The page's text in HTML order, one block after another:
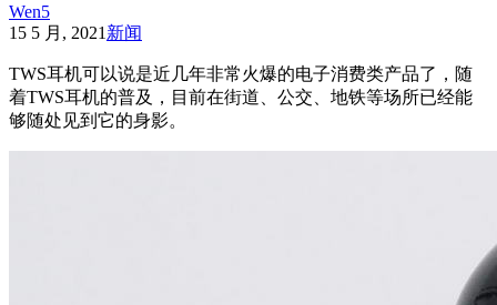
Wen5
15 5 月, 2021 新闻
TWS耳机可以说是近几年非常火爆的电子消费类产品了，随
着TWS耳机的普及，目前在街道、公交、地铁等场所已经能
够随处见到它的身影。